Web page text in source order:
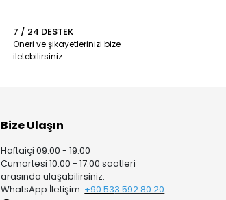
7 / 24 DESTEK
Öneri ve şikayetlerinizi bize
iletebilirsiniz.
Bize Ulaşın
Haftaiçi 09:00 - 19:00
Cumartesi 10:00 - 17:00 saatleri
arasında ulaşabilirsiniz.
WhatsApp İletişim: +90 533 592 80 20